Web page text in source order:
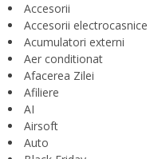
Accesorii
Accesorii electrocasnice
Acumulatori externi
Aer conditionat
Afacerea Zilei
Afiliere
AI
Airsoft
Auto